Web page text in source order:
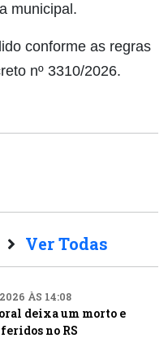
municipal.
conforme as regras
nº 3310/2026.
Ver Todas
ÀS 14:08
deixa um morto e
no RS